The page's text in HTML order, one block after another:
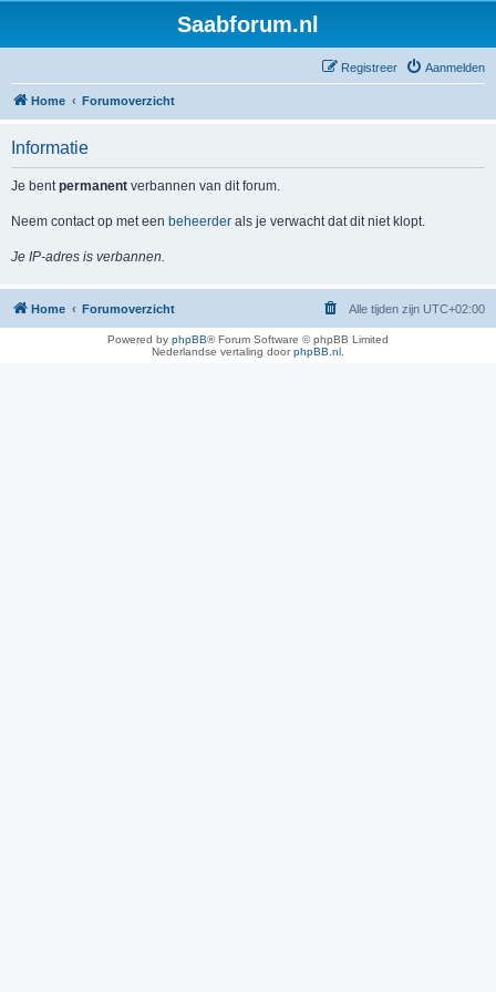
Saabforum.nl
Aanmelden
Registreer
Home Forumoverzicht
Informatie
Je bentpermanent verbannen van dit forum.
Neem contact op met een beheerder als je verwacht dat dit niet klopt.
Je IP-adres is verbannen.
Home Forumoverzicht Alle tijden zijn UTC+02:00
Powered by phpBB® Forum Software © phpBB Limited
Nederlandse vertaling doorphpBB.nl